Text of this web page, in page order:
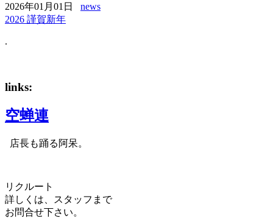
2026年01月01日 news
2026 謹賀新年
.
links:
空蝉連
店長も踊る阿呆。
リクルート
詳しくは、スタッフまで
お問合せ下さい。